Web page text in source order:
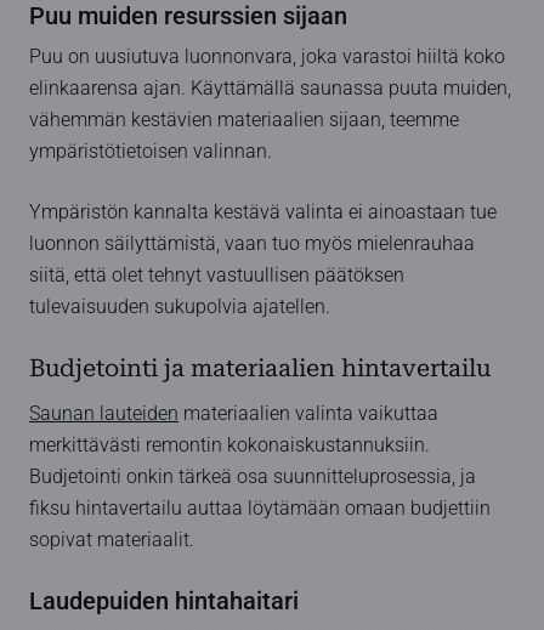
Puu muiden resurssien sijaan
Puu on uusiutuva luonnonvara, joka varastoi hiiltä koko
elinkaarensa ajan. Käyttämällä saunassa puuta muiden,
vähemmän kestävien materiaalien sijaan, teemme
ympäristötietoisen valinnan.
Ympäristön kannalta kestävä valinta ei ainoastaan tue
luonnon säilyttämistä, vaan tuo myös mielenrauhaa
siitä, että olet tehnyt vastuullisen päätöksen
tulevaisuuden sukupolvia ajatellen.
Budjetointi ja materiaalien hintavertailu
Saunan lauteiden materiaalien valinta vaikuttaa
merkittävästi remontin kokonaiskustannuksiin.
Budjetointi onkin tärkeä osa suunnitteluprosessia, ja
fiksu hintavertailu auttaa löytämään omaan budjettiin
sopivat materiaalit.
Laudepuiden hintahaitari